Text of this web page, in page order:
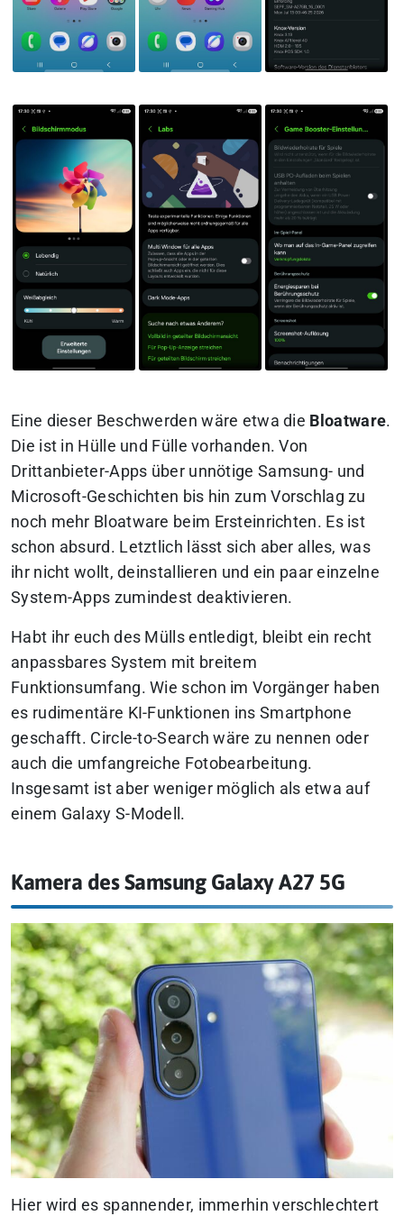
Eine dieser Beschwerden wäre etwa die Bloatware.
Die ist in Hülle und Fülle vorhanden. Von
Drittanbieter-Apps über unnötige Samsung- und
Microsoft-Geschichten bis hin zum Vorschlag zu
noch mehr Bloatware beim Ersteinrichten. Es ist
schon absurd. Letztlich lässt sich aber alles, was
ihr nicht wollt, deinstallieren und ein paar einzelne
System-Apps zumindest deaktivieren.
Habt ihr euch des Mülls entledigt, bleibt ein recht
anpassbares System mit breitem
Funktionsumfang. Wie schon im Vorgänger haben
es rudimentäre KI-Funktionen ins Smartphone
geschafft. Circle-to-Search wäre zu nennen oder
auch die umfangreiche Fotobearbeitung.
Insgesamt ist aber weniger möglich als etwa auf
einem Galaxy S-Modell.
Kamera des Samsung Galaxy A27 5G
Hier wird es spannender, immerhin verschlechtert